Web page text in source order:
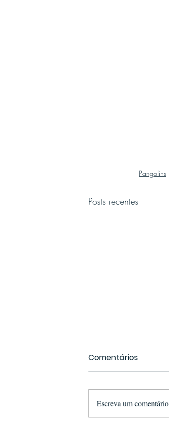
Pangolins
Posts recentes
Comentários
Escreva um comentário